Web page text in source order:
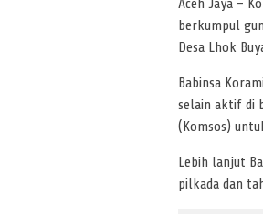
Aceh Jaya –
berkumpul
Desa Lhok
Babinsa
selain aktif di
(Komsos)
Lebih lanjut
pilkada dan